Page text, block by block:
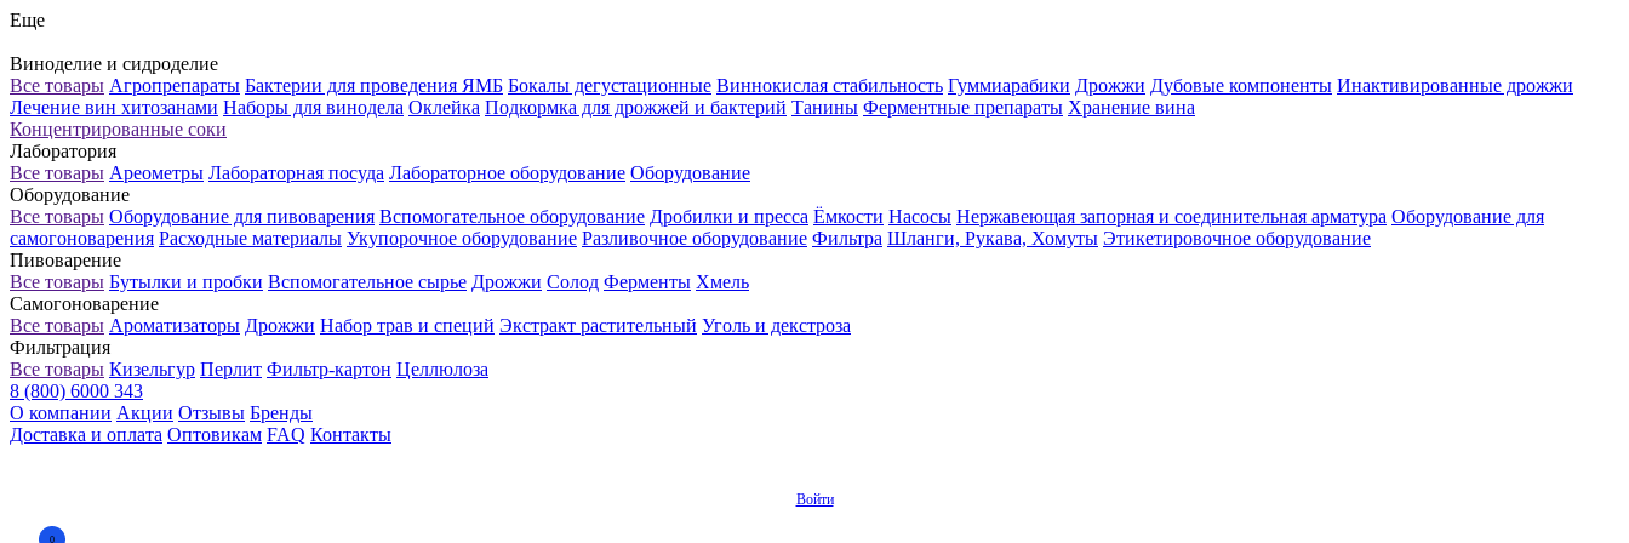
Еще
Виноделие и сидроделие
Все товары Агропрепараты Бактерии для проведения ЯМБ Бокалы дегустационные Виннокислая стабильность Гуммиарабики Дрожжи Дубовые компоненты Инактивированные дрожжи
Лечение вин хитозанами Наборы для винодела Оклейка Подкормка для дрожжей и бактерий Танины Ферментные препараты Хранение вина
Концентрированные соки
Лаборатория
Все товары Ареометры Лабораторная посуда Лабораторное оборудование Оборудование
Оборудование
Все товары Оборудование для пивоварения Вспомогательное оборудование Дробилки и пресса Ёмкости Насосы Нержавеющая запорная и соединительная арматура Оборудование для
самогоноварения Расходные материалы Укупорочное оборудование Разливочное оборудование Фильтра Шланги, Рукава, Хомуты Этикетировочное оборудование
Пивоварение
Все товары Бутылки и пробки Вспомогательное сырье Дрожжи Солод Ферменты Хмель
Самогоноварение
Все товары Ароматизаторы Дрожжи Набор трав и специй Экстракт растительный Уголь и декстроза
Фильтрация
Все товары Кизельгур Перлит Фильтр-картон Целлюлоза
8 (800) 6000 343
О компании Акции Отзывы Бренды
Доставка и оплата Оптовикам FAQ Контакты
Войти
0